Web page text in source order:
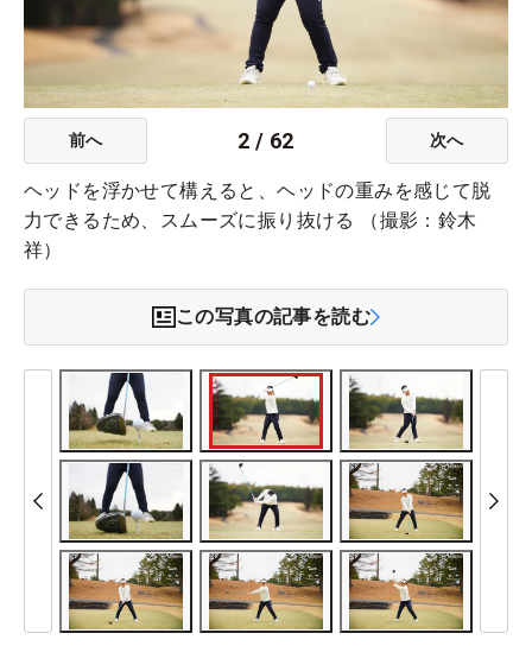
前へ 2 / 62 次へ
ヘッドを浮かせて構えると、ヘッドの重みを感じて脱
力できるため、スムーズに振り抜ける （撮影：鈴木
祥）
この写真の記事を読む